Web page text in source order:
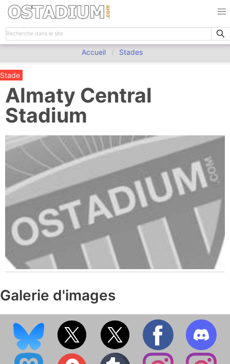
Accueil Stades
Stade
Almaty Central
Stadium
Galerie d'images